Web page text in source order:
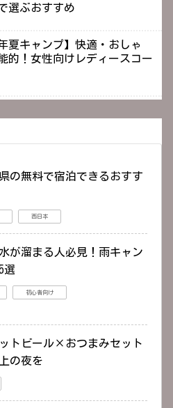
選ぶおすすめ
年夏キャンプ】快適・おしゃ
的！女性向けレディースコー
の無料で宿泊できるおすす
西日本
が溜まる人必見！雨キャン
選
初心者向け
トビール×おつまみセット
の夜を